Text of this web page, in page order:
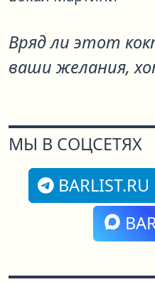
Вряд ли этот
ваши желания,
МЫ В СОЦСЕТЯХ
BARLIST.RU